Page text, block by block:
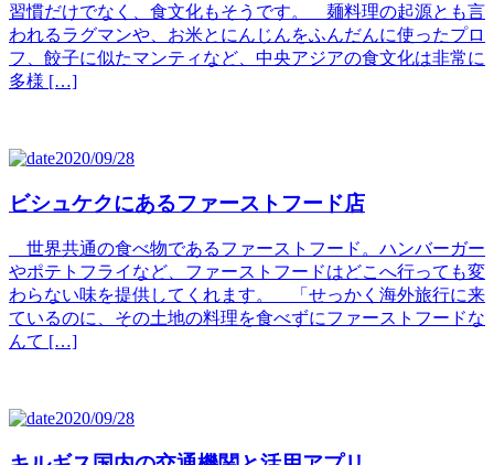
習慣だけでなく、食文化もそうです。 麺料理の起源とも言
われるラグマンや、お米とにんじんをふんだんに使ったプロ
フ、餃子に似たマンティなど、中央アジアの食文化は非常に
多様 […]
2020/09/28
ビシュケクにあるファーストフード店
世界共通の食べ物であるファーストフード。ハンバーガー
やポテトフライなど、ファーストフードはどこへ行っても変
わらない味を提供してくれます。 「せっかく海外旅行に来
ているのに、その土地の料理を食べずにファーストフードな
んて […]
2020/09/28